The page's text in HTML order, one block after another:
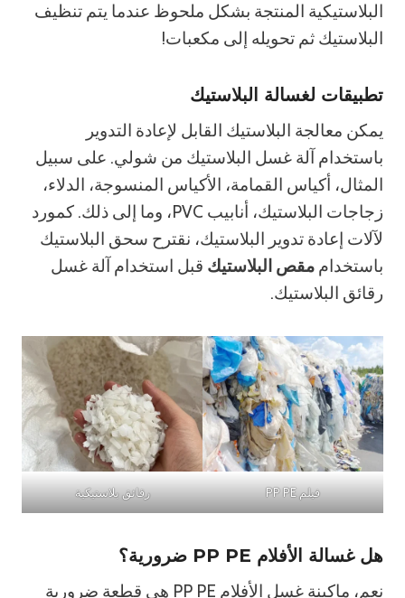
البلاستيكية المنتجة بشكل ملحوظ عندما يتم تنظيف
البلاستيك ثم تحويله إلى مكعبات!
تطبيقات لغسالة البلاستيك
يمكن معالجة البلاستيك القابل لإعادة التدوير
باستخدام آلة غسل البلاستيك من شولي. على سبيل
المثال، أكياس القمامة، الأكياس المنسوجة، الدلاء،
زجاجات البلاستيك، أنابيب PVC، وما إلى ذلك. كمورد
لآلات إعادة تدوير البلاستيك، نقترح سحق البلاستيك
باستخدام مقص البلاستيك قبل استخدام آلة غسل
رقائق البلاستيك.
فيلم PP PE رقائق بلاستيكية
هل غسالة الأفلام PP PE ضرورية؟
نعم، ماكينة غسل الأفلام PP PE هي قطعة ضرورية